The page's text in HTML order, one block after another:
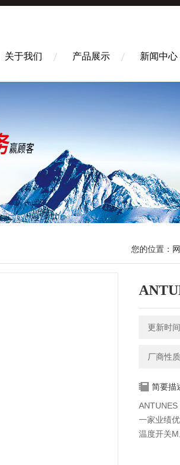
关于我们 产品展示 新闻中心
您的位置：
更新时
厂商性
简要描
一家业绩
温度开关M